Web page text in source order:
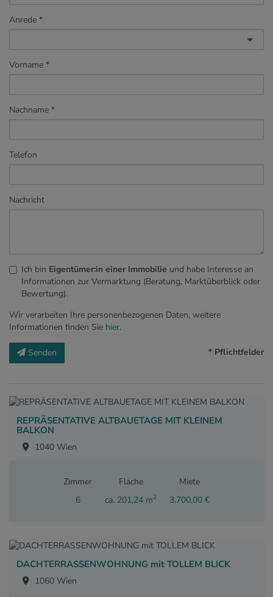
Anrede
Vorname
Nachname
Telefon
Nachricht
Ich bin Eigentümer:in einer Immobilie und habe Interesse an
Informationen zur Vermarktung (Beratung, Marktüberblick oder
Bewertung).
Wir verarbeiten Ihre personenbezogenen Daten, weitere
Informationen finden Sie hier.
Senden * Pflichtfelder
REPRÄSENTATIVE ALTBAUETAGE MIT KLEINEM
BALKON
1040 Wien
Zimmer
6
Fläche
ca. 201,24 m2
Miete
3.700,00 €
DACHTERRASSENWOHNUNG mit TOLLEM BLICK
1060 Wien